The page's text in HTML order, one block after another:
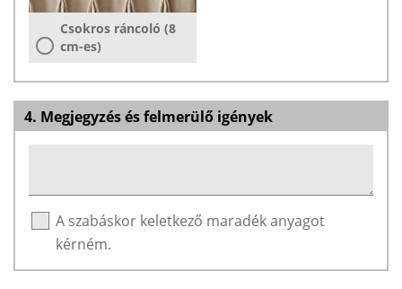
Csokros ráncoló (8
cm-es)
4. Megjegyzés és felmerülő igények
A szabáskor keletkező maradék anyagot
kérném.